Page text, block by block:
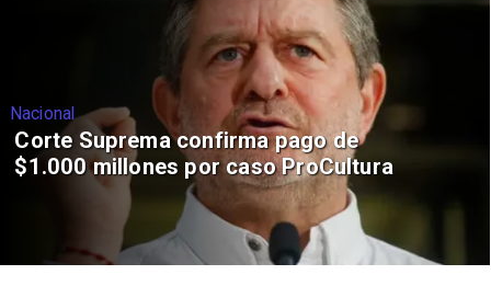
Nacional
Corte Suprema confirma pago de
$1.000 millones por caso ProCultura